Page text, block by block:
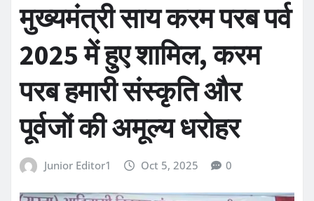
मुख्यमंत्री साय करम परब पर्व
2025 में हुए शामिल, करम
परब हमारी संस्कृति और
पूर्वजों की अमूल्य धरोहर
Junior Editor1 Oct 5, 2025 0